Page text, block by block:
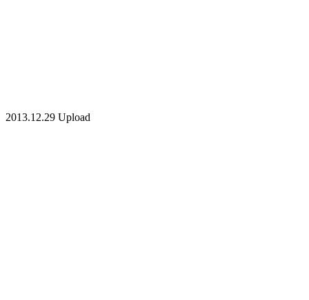
2013.12.29 Upload